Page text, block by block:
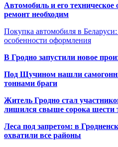
Автомобиль и его
ремонт необходим
Покупка автомобиля в
особенности оформления
В Гродно запустили новое
Под Щучином нашли
тоннами браги
Житель Гродно стал
лишился свыше сорока шести
Леса под запретом: в
охватили все районы